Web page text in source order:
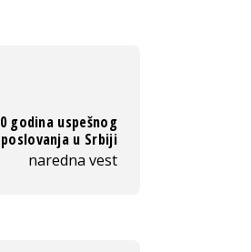
godina uspešnog
poslovanja u Srbiji
naredna vest